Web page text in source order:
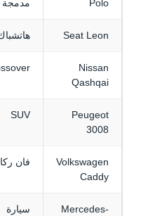
Polo مدمجة
Seat Leon
Nissan
Qashqai
Peugeot
3008
SUV
Volkswagen
Caddy
فان
Mercedes-
سيارة